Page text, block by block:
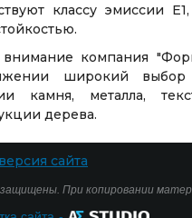
классу эмиссии
компания
широкий выбор
камня, металла,
дерева.
сайта
При копировании